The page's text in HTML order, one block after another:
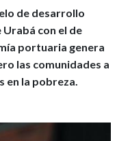
de desarrollo
con el de
portuaria genera
las comunidades a
en la pobreza.